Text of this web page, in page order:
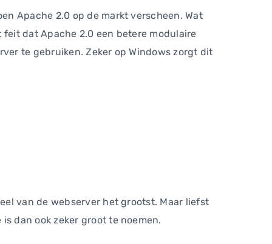
Apache 2.0 op de markt verscheen. Wat
dat Apache 2.0 een betere modulaire
te gebruiken. Zeker op Windows zorgt dit
van de webserver het grootst. Maar liefst
dan ook zeker groot te noemen.